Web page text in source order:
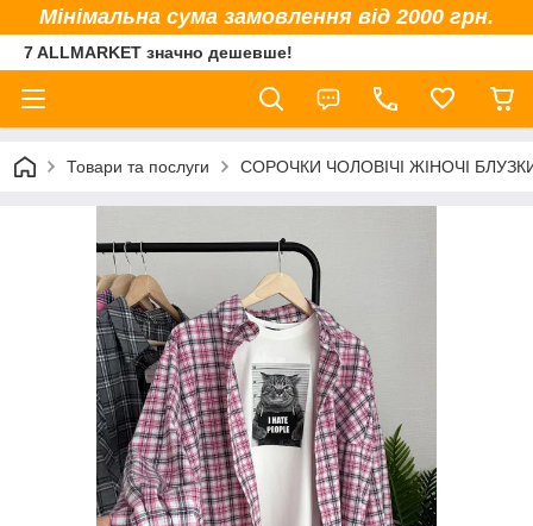
Мінімальна сума замовлення від 2000 грн.
7 ALLMARKET значно дешевше!
Товари та послуги СОРОЧКИ ЧОЛОВІЧІ ЖІНОЧІ